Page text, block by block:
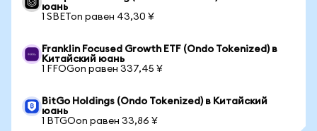
юань
1 SBETon равен 43,30 ¥
Franklin Focused Growth ETF (Ondo Tokenized) в
Китайский юань
1 FFOGon равен 337,45 ¥
BitGo Holdings (Ondo Tokenized) в Китайский
юань
1 BTGOon равен 33,86 ¥